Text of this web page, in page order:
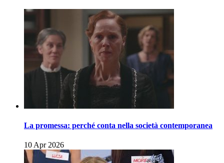
La promessa: perché conta nella società contemporanea
10 Apr 2026